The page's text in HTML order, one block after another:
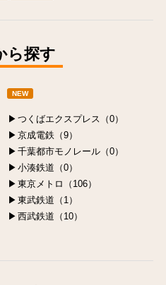
ら探す
NEW
つくばエクスプレス（0）
京成電鉄（9）
千葉都市モノレール（0）
小湊鉄道（0）
東京メトロ（106）
東武鉄道（1）
西武鉄道（10）